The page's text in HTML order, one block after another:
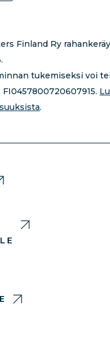
Finland Ry
tukemiseksi voi
FI0457800720607915.
.